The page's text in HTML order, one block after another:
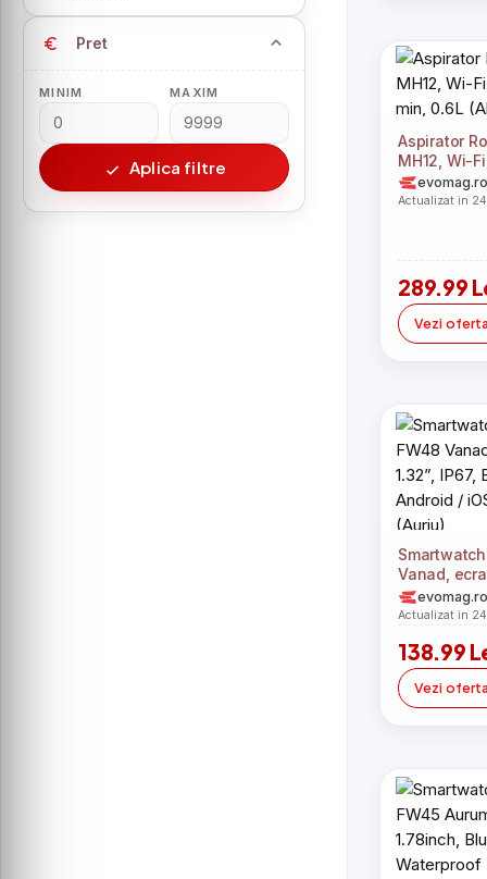
POMPIERUL SAM
Republic of Texas Press
Student Press Books
Pret
MINIM MAXIM
Aplica filtre
Aspirator
MH12, Wi-
min, 0.6L
evomag.ro
Actualizat in
289.99
Vezi
Vanad,
IP67,
iOS, bratara
evomag.ro
Actualizat in
138.99
Vezi